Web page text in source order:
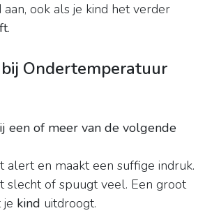
ook als je kind het verder
.
Ondertemperatuur
een of meer van de volgende
alert en maakt een suffige indruk.
slecht of spuugt veel. Een groot
je kind uitdroogt.